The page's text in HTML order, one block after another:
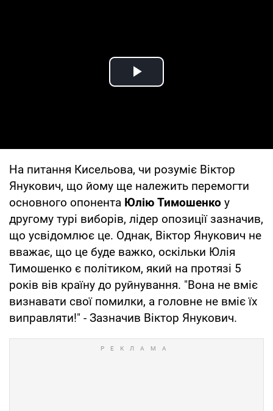
Play Video
На питання Кисельова, чи розуміє Віктор
Янукович, що йому ще належить перемогти
основного опонента Юлію Тимошенко у
другому турі виборів, лідер опозиції зазначив,
що усвідомлює це. Однак, Віктор Янукович не
вважає, що це буде важко, оскільки Юлія
Тимошенко є політиком, який на протязі 5
років вів країну до руйнування. "Вона не вміє
визнавати свої помилки, а головне не вміє їх
виправляти!" - Зазначив Віктор Янукович.